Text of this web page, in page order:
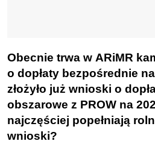
Obecnie trwa w ARiMR
o dopłaty bezpośrednie
złożyło już wnioski o
obszarowe z PROW na
najczęściej popełniają
wnioski?